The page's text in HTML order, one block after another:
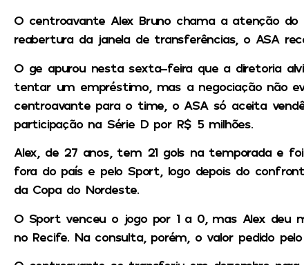
O centroavante Alex Bruno chama a atenção
reabertura da janela de transferências, o ASA
O ge apurou nesta sexta-feira que a diretoria
tentar um empréstimo, mas a negociação não
centroavante para o time, o ASA só aceita
participação na Série D por R$ 5 milhões.
Alex, de 27 anos, tem 21 gols na temporada e
fora do país e pelo Sport, logo depois do
da Copa do Nordeste.
O Sport venceu o jogo por 1 a 0, mas Alex deu
no Recife. Na consulta, porém, o valor pedido